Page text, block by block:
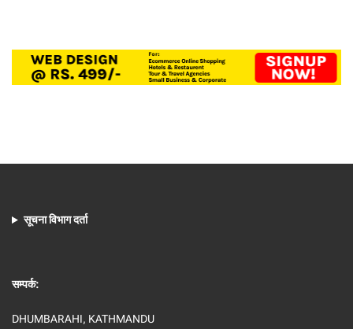
सूचना विभाग दर्ता
सम्पर्क:
DHUMBARAHI, KATHMANDU